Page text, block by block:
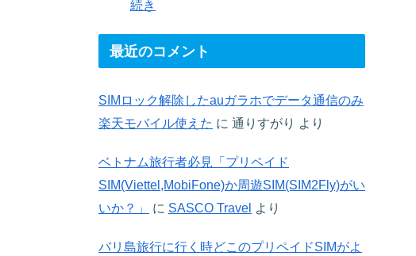
続き
最近のコメント
SIMロック解除したauガラホでデータ通信のみ
楽天モバイル使えた に 通りすがり より
ベトナム旅行者必見「プリペイド
SIM(Viettel,MobiFone)か周遊SIM(SIM2Fly)がい
いか？」
に SASCO Travel より
バリ島旅行に行く時どこのプリペイドSIMがよ